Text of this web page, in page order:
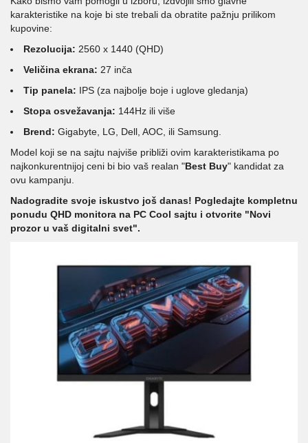
karakteristike na koje bi ste trebali da obratite pažnju prilikom
kupovine:
Rezolucija: 2560 x 1440 (QHD)
Veličina ekrana: 27 inča
Tip panela: IPS (za najbolje boje i uglove gledanja)
Stopa osvežavanja: 144Hz ili više
Brend: Gigabyte, LG, Dell, AOC, ili Samsung.
Model koji se na sajtu najviše približi ovim karakteristikama po
najkonkurentnijoj ceni bi bio vaš realan "Best Buy" kandidat za
ovu kampanju.
Nadogradite svoje iskustvo još danas! Pogledajte kompletnu
ponudu QHD monitora na PC Cool sajtu i otvorite "Novi
prozor u vaš digitalni svet".